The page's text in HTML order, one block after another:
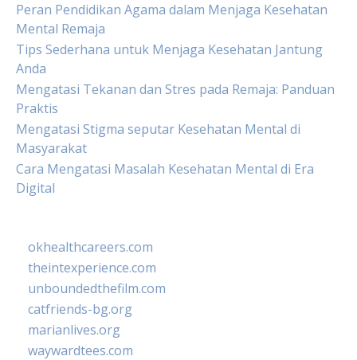
Peran Pendidikan Agama dalam Menjaga Kesehatan
Mental Remaja
Tips Sederhana untuk Menjaga Kesehatan Jantung
Anda
Mengatasi Tekanan dan Stres pada Remaja: Panduan
Praktis
Mengatasi Stigma seputar Kesehatan Mental di
Masyarakat
Cara Mengatasi Masalah Kesehatan Mental di Era
Digital
okhealthcareers.com
theintexperience.com
unboundedthefilm.com
catfriends-bg.org
marianlives.org
waywardtees.com